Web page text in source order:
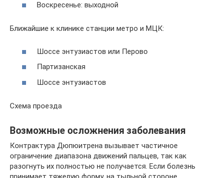
Воскресенье: выходной
Ближайшие к клинике станции метро и МЦК:
Шоссе энтузиастов или Перово
Партизанская
Шоссе энтузиастов
Схема проезда
Возможные осложнения заболевания
Контрактура Дюпюитрена вызывает частичное
ограничение диапазона движений пальцев, так как
разогнуть их полностью не получается. Если болезнь